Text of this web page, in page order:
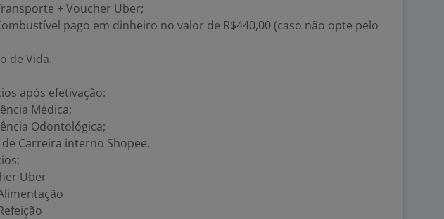
+ Voucher Uber;
pago em dinheiro no valor de R$440,00 (caso não opte pelo
de Vida.
após efetivação:
Médica;
Odontológica;
de Carreira interno Shopee.
Uber